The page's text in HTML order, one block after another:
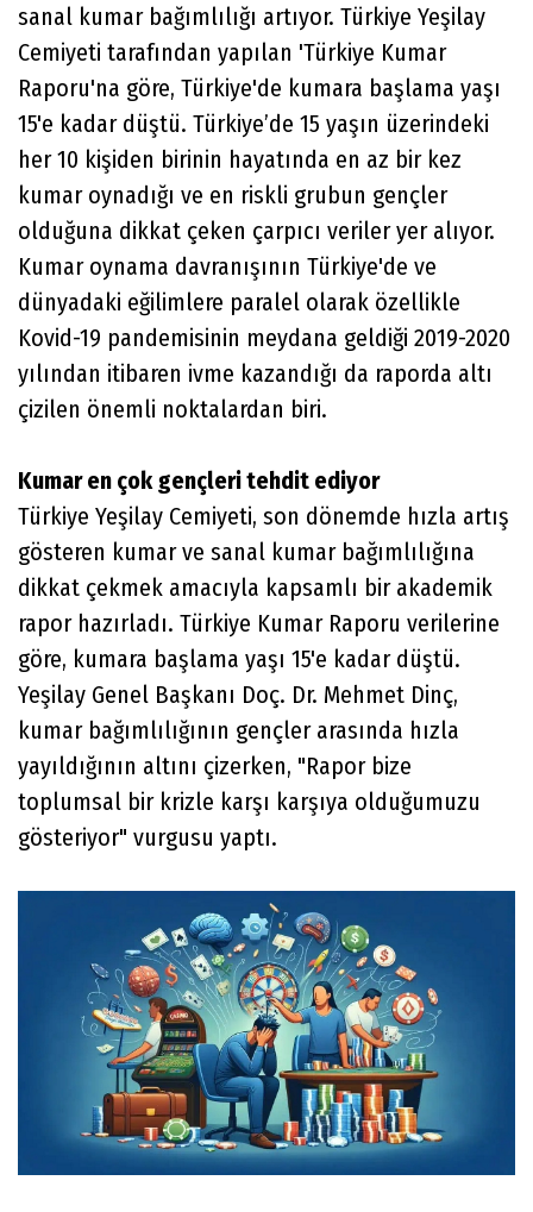
sanal kumar bağımlılığı artıyor. Türkiye Yeşilay
Cemiyeti tarafından yapılan 'Türkiye Kumar
Raporu'na göre, Türkiye'de kumara başlama yaşı
15'e kadar düştü. Türkiye’de 15 yaşın üzerindeki
her 10 kişiden birinin hayatında en az bir kez
kumar oynadığı ve en riskli grubun gençler
olduğuna dikkat çeken çarpıcı veriler yer alıyor.
Kumar oynama davranışının Türkiye'de ve
dünyadaki eğilimlere paralel olarak özellikle
Kovid-19 pandemisinin meydana geldiği 2019-2020
yılından itibaren ivme kazandığı da raporda altı
çizilen önemli noktalardan biri.
Kumar en çok gençleri tehdit ediyor
Türkiye Yeşilay Cemiyeti, son dönemde hızla artış
gösteren kumar ve sanal kumar bağımlılığına
dikkat çekmek amacıyla kapsamlı bir akademik
rapor hazırladı. Türkiye Kumar Raporu verilerine
göre, kumara başlama yaşı 15'e kadar düştü.
Yeşilay Genel Başkanı Doç. Dr. Mehmet Dinç,
kumar bağımlılığının gençler arasında hızla
yayıldığının altını çizerken, "Rapor bize
toplumsal bir krizle karşı karşıya olduğumuzu
gösteriyor" vurgusu yaptı.